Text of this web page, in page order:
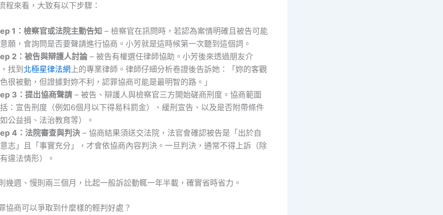
程來看，大致有以下步驟：
1：檢察官或法院主動告知 – 檢察官在訊問時，若認為案情明確且被告可能
願，會詢問是否要聲請進行協商。小芳就是這時候第一次聽到這個詞。
2：被告與辯護人討論 – 被告有權選任律師協助。小芳後來透過朋友介
找到北極星律法網 上的專業律師。律師仔細分析卷證後告訴她：「妳的客觀
很被動，但證據對妳不利，認罪協商可能是最明智的路。」
3：提出協商聲請 – 被告、辯護人與檢察官三方開始磋商刑度。協商範圍
：宣告刑度（例如6個月以下得易科罰金）、緩刑宣告、以及是否附帶條件
如公益捐、法治教育等）。
4：法院審查與判決 – 協商結果須送交法院，法官會確認被告是「出於自
志」且「事實充分」，才會依協商內容判決。一旦判決，通常不得上訴（除
違法情形）。
幾週、慢則兩三個月，比起一般訴訟動輒一年半載，確實省時省力。
協商可以爭取到什麼樣的輕判好處？